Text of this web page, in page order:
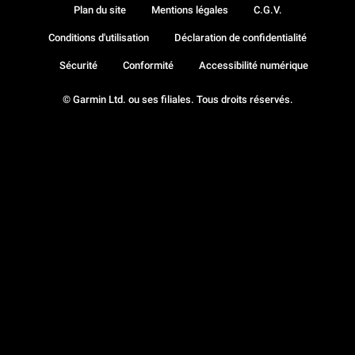
© Garmin Ltd. ou ses filiales. Tous droits réservés.
Plan du site Mentions légales C.G.V.
Conditions d'utilisation Déclaration de confidentialité
Sécurité Conformité Accessibilité numérique